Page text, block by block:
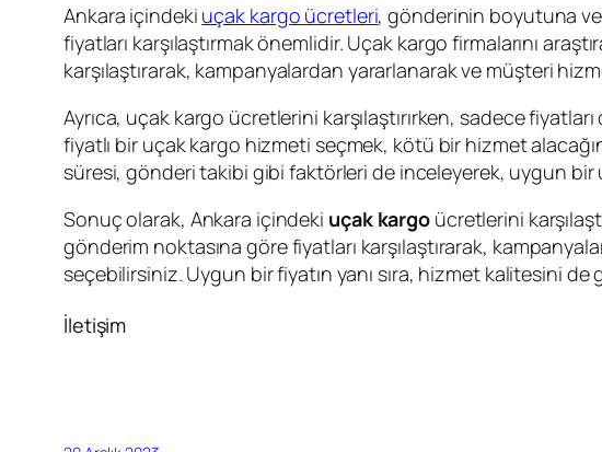
Ankara içindeki uçak kargo ücretleri, gönderinin boyutuna ve
fiyatları karşılaştırmak önemlidir. Uçak kargo firmalarını
karşılaştırarak, kampanyalardan yararlanarak ve müşteri
Ayrıca, uçak kargo ücretlerini karşılaştırırken, sadece
fiyatlı bir uçak kargo hizmeti seçmek, kötü bir hizmet
süresi, gönderi takibi gibi faktörleri de inceleyerek, uygun
Sonuç olarak, Ankara içindeki uçak kargo ücretlerini
gönderim noktasına göre fiyatları karşılaştırarak,
seçebilirsiniz. Uygun bir fiyatın yanı sıra, hizmet kalitesini
İletişim